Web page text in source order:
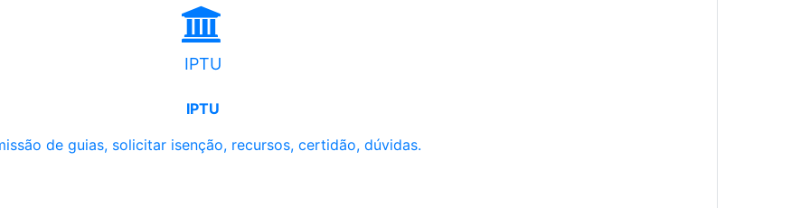
IPTU
IPTU
de guias, solicitar isenção, recursos, certidão, dúvidas.